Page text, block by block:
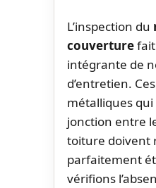
L’inspection du
couverture
intégrante de
d’entretien.
métalliques
jonction entre
toiture doivent
parfaitement
vérifions